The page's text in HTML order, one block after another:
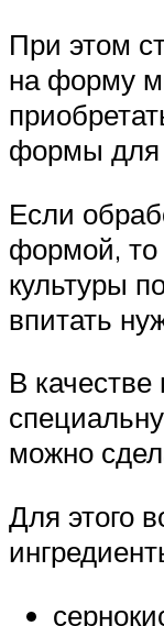
При этом
на форму
формы для
Если
формой,
культуры
впитать
В
можно
Для этого